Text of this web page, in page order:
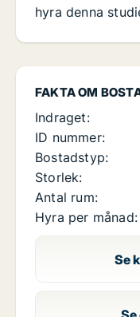
FAKTA OM
Indraget:
ID nummer:
Bostadstyp:
Storlek:
Antal rum:
Hyra per månad:
Se
hyra denna